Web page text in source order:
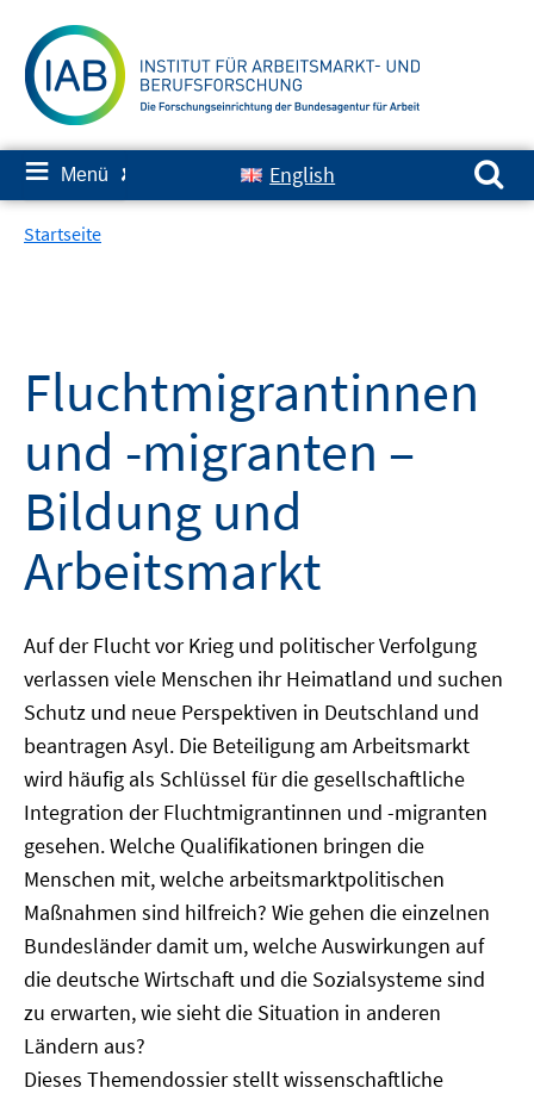
zum
Inhalt
≡ Menü ✘ English
Suchen nach:
Startseite
Fluchtmigrantinnen
und -migranten –
Bildung und
Arbeitsmarkt
Auf der Flucht vor Krieg und politischer Verfolgung
verlassen viele Menschen ihr Heimatland und suchen
Schutz und neue Perspektiven in Deutschland und
beantragen Asyl. Die Beteiligung am Arbeitsmarkt
wird häufig als Schlüssel für die gesellschaftliche
Integration der Fluchtmigrantinnen und -migranten
gesehen. Welche Qualifikationen bringen die
Menschen mit, welche arbeitsmarktpolitischen
Maßnahmen sind hilfreich? Wie gehen die einzelnen
Bundesländer damit um, welche Auswirkungen auf
die deutsche Wirtschaft und die Sozialsysteme sind
zu erwarten, wie sieht die Situation in anderen
Ländern aus?
Dieses Themendossier stellt wissenschaftliche